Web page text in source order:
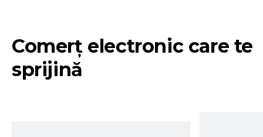
Comerț electronic care te
sprijină